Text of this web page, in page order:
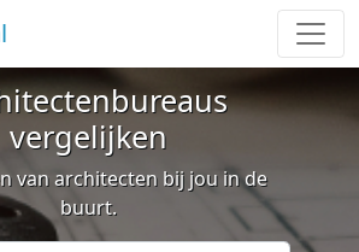
vergelijken
van architecten bij jou in de
buurt.